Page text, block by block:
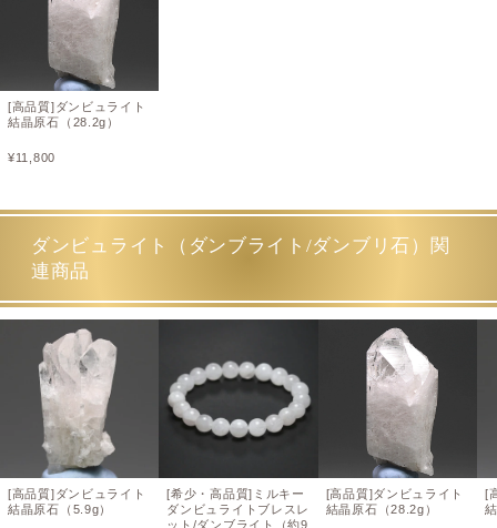
[高品質]ダンビュライト
結晶原石（28.2g）
¥11,800
ダンビュライト（ダンブライト/ダンブリ石）関
連商品
[高品質]ダンビュライト
結晶原石（5.9g）
[希少・高品質]ミルキー
ダンビュライトブレスレ
ット/ダンブライト（約9
[高品質]ダンビュライト
結晶原石（28.2g）
[